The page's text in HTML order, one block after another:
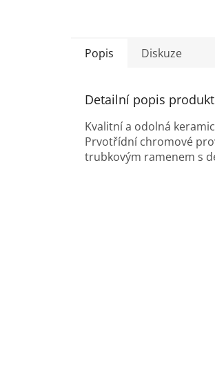
Popis Diskuze
Detailní popis
Kvalitní a odolná
Prvotřídní chromové
trubkovým ramenem s